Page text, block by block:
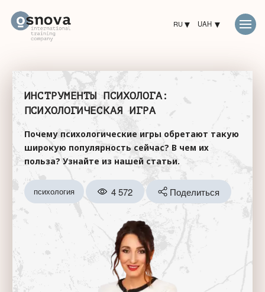
RU UAH
ИНСТРУМЕНТЫ ПСИХОЛОГА:
ПСИХОЛОГИЧЕСКАЯ ИГРА
Почему психологические игры обретают такую
широкую популярность сейчас? В чем их
польза? Узнайте из нашей статьи.
психология 4 572 Поделиться